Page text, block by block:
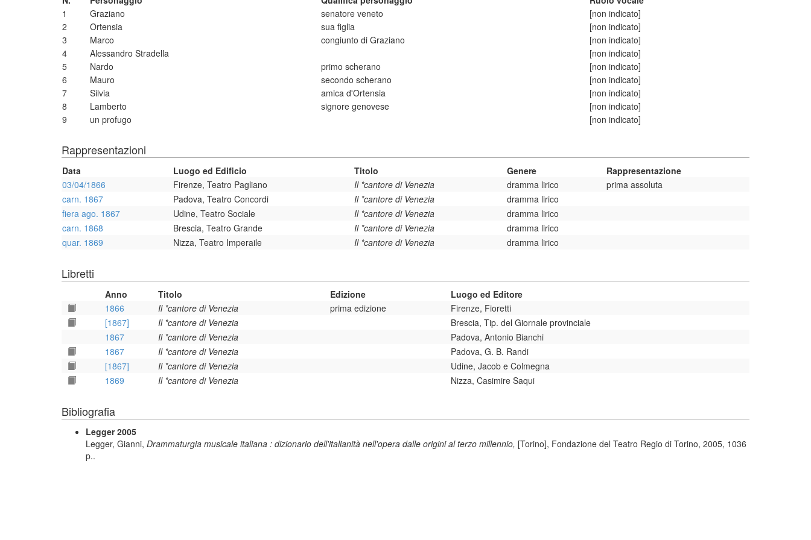
1
Graziano senatore veneto
[non indicato]
2
Ortensia sua figlia
[non indicato]
3
Marco congiunto di Graziano
[non indicato]
4
Alessandro Stradella
[non indicato]
5
Nardo primo scherano
[non indicato]
6
Mauro secondo scherano
[non indicato]
7
Silvia amica d'Ortensia
[non indicato]
8
Lamberto signore genovese
[non indicato]
9
un profugo [non indicato]
Rappresentazioni
Data Luogo ed Edificio Titolo Genere
Rappresentazione
03/04/1866
Firenze, Teatro Pagliano Il *cantore di Venezia dramma lirico
prima assoluta
carn. 1867
Padova, Teatro Concordi Il *cantore di Venezia
dramma lirico
fiera ago. 1867
Udine, Teatro Sociale Il *cantore di Venezia
dramma lirico
carn. 1868
Brescia, Teatro Grande Il *cantore di Venezia
dramma lirico
quar. 1869
Nizza, Teatro Imperaile Il *cantore di Venezia dramma lirico
Libretti
Anno Titolo Edizione
Luogo ed Editore
1866
Il *cantore di Venezia prima edizione
Firenze, Fioretti
[1867]
Il *cantore di Venezia
Brescia, Tip. del Giornale provinciale
1867
Il *cantore di Venezia
Padova, Antonio Bianchi
1867
Il *cantore di Venezia
Padova, G. B. Randi
[1867]
Il *cantore di Venezia
Udine, Jacob e Colmegna
1869
Il *cantore di Venezia Nizza, Casimire Saqui
Bibliografia
Legger 2005
Legger, Gianni, Drammaturgia musicale italiana : dizionario dell'italianità nell'opera dalle origini al terzo millennio, [Torino], Fondazione del Teatro Regio di Torino, 2005, 1036
p..